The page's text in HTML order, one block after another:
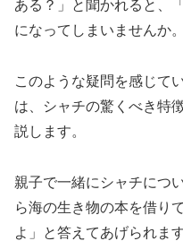
ある？」と聞かれると、
になってしまいませんか。
このような疑問を感じて
は、シャチの驚くべき特
説します。
親子で一緒にシャチにつ
ら海の生き物の本を借り
よ」と答えてあげられま